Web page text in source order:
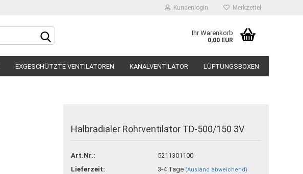
Kundenlogin Merkzettel
Ihr Warenkorb
0,00 EUR
EXGESCHÜTZTE VENTILATOREN KANALVENTILATOR LÜFTUNGSBOXEN
Halbradialer Rohrventilator TD-500/150 3V
Art.Nr.:
5211301100
Lieferzeit:
3-4 Tage (Ausland abweichend)